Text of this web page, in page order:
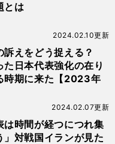
とは
訴えをどう捉える？
た日本代表強化の在り
時期に来た【2023年
2024.02.10更新
は時間が経つにつれ集
」対戦国イランが見た
2024.02.07更新